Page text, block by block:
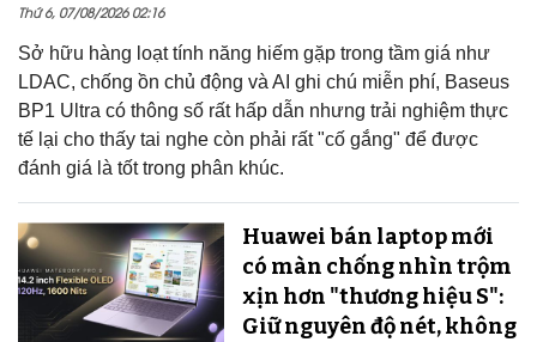
Thứ 6, 07/08/2026 02:16
Sở hữu hàng loạt tính năng hiếm gặp trong tầm giá như
LDAC, chống ồn chủ động và AI ghi chú miễn phí, Baseus
BP1 Ultra có thông số rất hấp dẫn nhưng trải nghiệm thực
tế lại cho thấy tai nghe còn phải rất "cố gắng" để được
đánh giá là tốt trong phân khúc.
Huawei bán laptop mới
có màn chống nhìn trộm
xịn hơn "thương hiệu S":
Giữ nguyên độ nét, không